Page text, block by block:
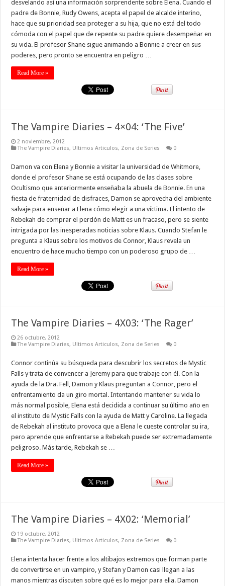
desvelando así una información sorprendente sobre Elena. Cuando el
padre de Bonnie, Rudy Owens, acepta el papel de alcalde interino,
hace que su prioridad sea proteger a su hija, que no está del todo
cómoda con el papel que de repente su padre quiere desempeñar en
su vida. El profesor Shane sigue animando a Bonnie a creer en sus
poderes, pero pronto se encuentra en peligro …
Read More »
The Vampire Diaries – 4×04: ‘The Five’
2 noviembre, 2012
The Vampire Diaries, Ultimos Articulos, Zona de Series 0
Damon va con Elena y Bonnie a visitar la universidad de Whitmore,
donde el profesor Shane se está ocupando de las clases sobre
Ocultismo que anteriormente enseñaba la abuela de Bonnie. En una
fiesta de fraternidad de disfraces, Damon se aprovecha del ambiente
salvaje para enseñar a Elena cómo elegir a una víctima. El intento de
Rebekah de comprar el perdón de Matt es un fracaso, pero se siente
intrigada por las inesperadas noticias sobre Klaus. Cuando Stefan le
pregunta a Klaus sobre los motivos de Connor, Klaus revela un
encuentro de hace mucho tiempo con un poderoso grupo de …
Read More »
The Vampire Diaries – 4X03: ‘The Rager’
26 octubre, 2012
The Vampire Diaries, Ultimos Articulos, Zona de Series 0
Connor continúa su búsqueda para descubrir los secretos de Mystic
Falls y trata de convencer a Jeremy para que trabaje con él. Con la
ayuda de la Dra. Fell, Damon y Klaus preguntan a Connor, pero el
enfrentamiento da un giro mortal. Intentando mantener su vida lo
más normal posible, Elena está decidida a continuar su último año en
el instituto de Mystic Falls con la ayuda de Matt y Caroline. La llegada
de Rebekah al instituto provoca que a Elena le cueste controlar su ira,
pero aprende que enfrentarse a Rebekah puede ser extremadamente
peligroso. Más tarde, Rebekah se …
Read More »
The Vampire Diaries – 4X02: ‘Memorial’
19 octubre, 2012
The Vampire Diaries, Ultimos Articulos, Zona de Series 0
Elena intenta hacer frente a los altibajos extremos que forman parte
de convertirse en un vampiro, y Stefan y Damon casi llegan a las
manos mientras discuten sobre qué es lo mejor para ella. Damon